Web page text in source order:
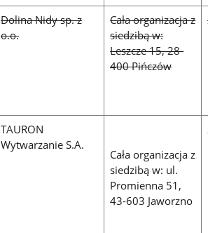
Dolina Nidy sp. z
o.o.
Cała organizacja z
siedzibą w:
Leszcze 15, 28-
400 Pińczów
TAURON
Wytwarzanie S.A.
Cała organizacja z
siedzibą w: ul.
Promienna 51,
43-603 Jaworzno